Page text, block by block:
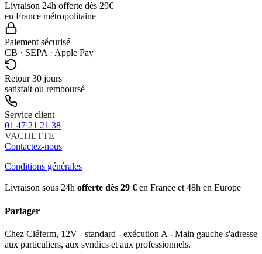
Livraison 24h offerte dès 29€
en France métropolitaine
Paiement sécurisé
CB · SEPA · Apple Pay
Retour 30 jours
satisfait ou remboursé
Service client
01 47 21 21 38
VACHETTE
Contactez-nous
Conditions générales
Livraison sous 24h offerte dès 29 € en France et 48h en Europe
Partager
Chez Cléferm, 12V - standard - exécution A - Main gauche s'adresse
aux particuliers, aux syndics et aux professionnels.